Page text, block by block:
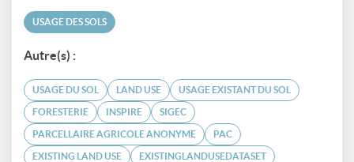
USAGE DES SOLS
Autre(s) :
USAGE DU SOL LAND USE USAGE EXISTANT DU SOL
FORESTERIE INSPIRE SIGEC
PARCELLAIRE AGRICOLE ANONYME PAC
EXISTING LAND USE EXISTINGLANDUSEDATASET